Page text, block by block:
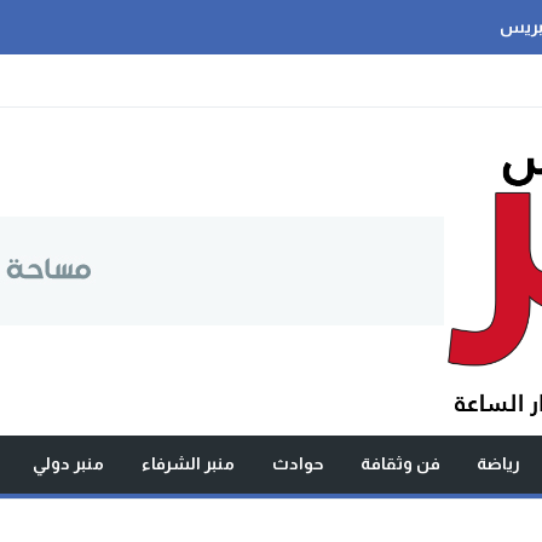
رياضة فن وثقافة حوادث منبر الشرفاء منبر دولي